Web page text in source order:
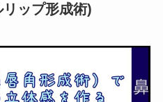
ップ形成術)